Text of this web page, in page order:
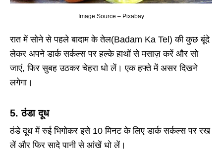
Image Source – Pixabay
रात में सोने से पहले बादाम के तेल(Badam Ka Tel) की कुछ बूंदे
लेकर अपने डार्क सर्कल्स पर हल्के हाथों से मसाज़ करें और सो
जाएं, फिर सुबह उठकर चेहरा धो लें। एक हफ्ते में असर दिखने
लगेगा।
5. ठंडा दूध
ठंडे दूध में रुई भिगोकर इसे 10 मिनट के लिए डार्क सर्कल्स पर रख
लें और फिर सादे पानी से आंखें धो लें।